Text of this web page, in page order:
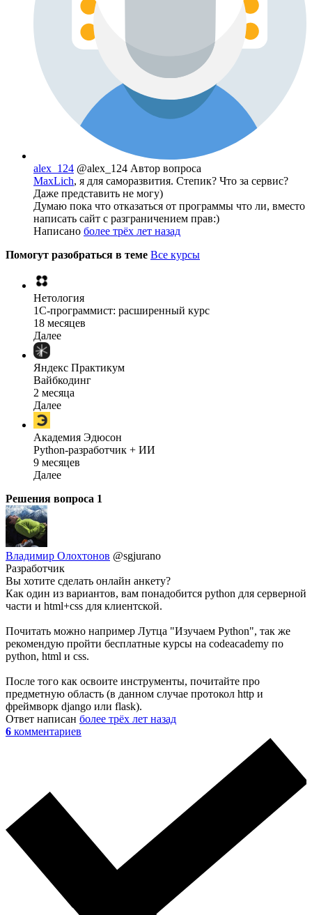
alex_124 @alex_124 Автор вопроса
MaxLich, я для саморазвития. Степик? Что за сервис?
Даже представить не могу)
Думаю пока что отказаться от программы что ли, вместо
написать сайт с разграничением прав:)
Написано более трёх лет назад
Помогут разобраться в теме Все курсы
Нетология
1C-программист: расширенный курс
18 месяцев
Далее
Яндекс Практикум
Вайбкодинг
2 месяца
Далее
Академия Эдюсон
Python-разработчик + ИИ
9 месяцев
Далее
Решения вопроса 1
Владимир Олохтонов @sgjurano
Разработчик
Вы хотите сделать онлайн анкету?
Как один из вариантов, вам понадобится python для серверной
части и html+css для клиентской.
Почитать можно например Лутца "Изучаем Python", так же
рекомендую пройти бесплатные курсы на codeacademy по
python, html и css.
После того как освоите инструменты, почитайте про
предметную область (в данном случае протокол http и
фреймворк django или flask).
Ответ написан более трёх лет назад
6 комментариев